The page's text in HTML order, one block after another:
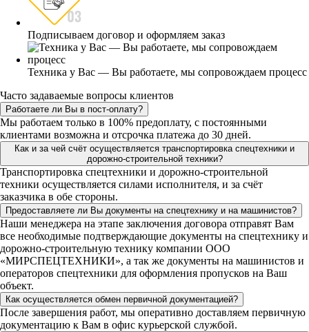
Подписываем договор и оформляем заказ
Техника у Вас — Вы работаете, мы сопровождаем процесс
Часто задаваемые вопросы клиентов
Работаете ли Вы в пост-оплату?
Мы работаем только в 100% предоплату, с постоянными
клиентами возможна и отсрочка платежа до 30 дней.
Как и за чей счёт осуществляется транспортировка спецтехники и
дорожно-строительной техники?
Транспортировка спецтехники и дорожно-строительной
техники осуществляется силами исполнителя, и за счёт
заказчика в обе стороны.
Предоставляете ли Вы документы на спецтехнику и на машинистов?
Наши менеджера на этапе заключения договора отправят Вам
все необходимые подтверждающие документы на спецтехнику и
дорожно-строительную технику компании ООО
«МИРСПЕЦТЕХНИКИ», а так же документы на машинистов и
операторов спецтехники для оформления пропусков на Ваш
объект.
Как осуществляется обмен первичной документацией?
После завершения работ, мы оперативно доставляем первичную
документацию к Вам в офис курьерской службой.